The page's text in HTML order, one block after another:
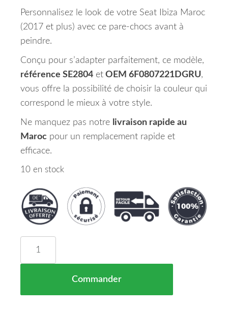
Personnalisez le look de votre Seat Ibiza Maroc
(2017 et plus) avec ce pare-chocs avant à
peindre.
Conçu pour s’adapter parfaitement, ce modèle,
référence SE2804 et OEM 6F0807221DGRU,
vous offre la possibilité de choisir la couleur qui
correspond le mieux à votre style.
Ne manquez pas notre livraison rapide au
Maroc pour un remplacement rapide et
efficace.
10 en stock
Commander